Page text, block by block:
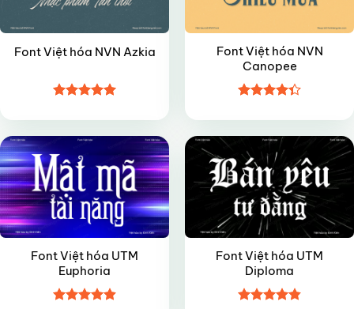
Font Việt hóa NVN Azkia
hạng4.95
5 sao
Font Việt hóa NVN
Canopee
hạng4.35
5 sao
Font Việt hóa UTM
Euphoria
Font Việt hóa UTM
Diploma